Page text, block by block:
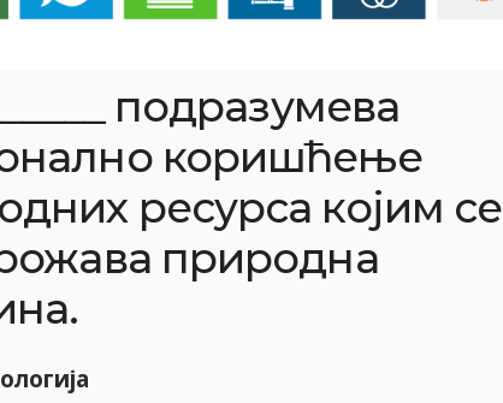
подразумева
коришћење
ресурса којим се
природна